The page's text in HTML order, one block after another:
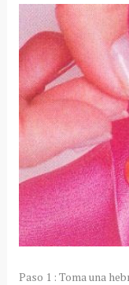
Paso 1 : Toma una